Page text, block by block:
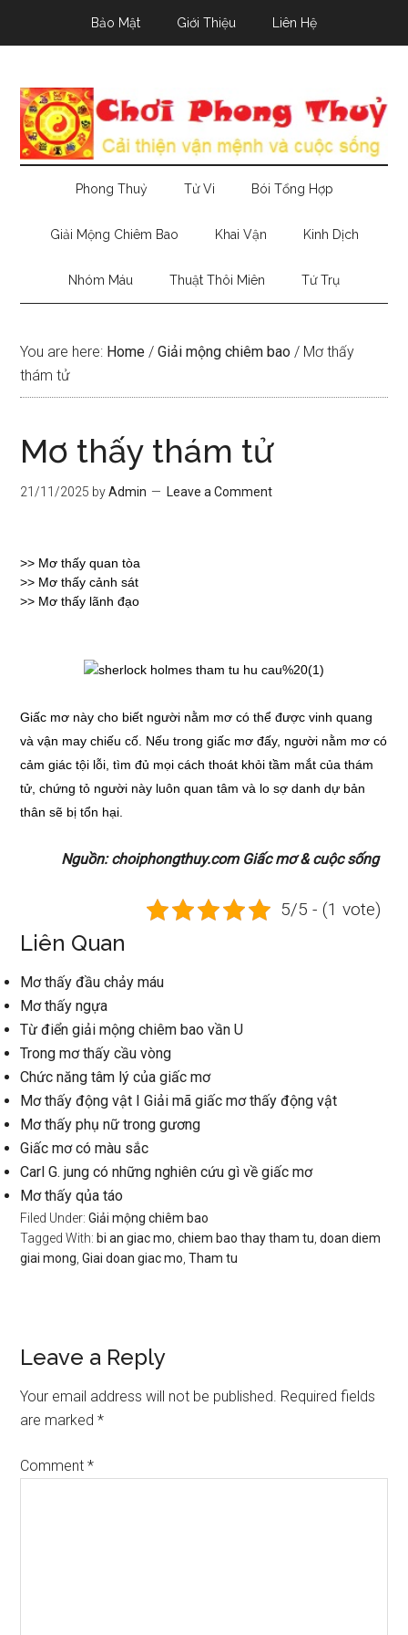
Bảo Mật Giới Thiệu Liên Hệ
Phong Thuỷ Tử Vi Bói Tổng Hợp
Giải Mộng Chiêm Bao Khai Vận Kinh Dịch
Nhóm Máu Thuật Thôi Miên Tứ Trụ
You are here: Home / Giải mộng chiêm bao / Mơ thấy
thám tử
Mơ thấy thám tử
21/11/2025 byAdmin Leave a Comment
>> Mơ thấy quan tòa
>> Mơ thấy cảnh sát
>> Mơ thấy lãnh đạo
Giấc mơ này cho biết người nằm mơ có thể được vinh quang
và vận may chiếu cố. Nếu trong giấc mơ đấy, người nằm mơ có
cảm giác tội lỗi, tìm đủ mọi cách thoát khỏi tầm mắt của thám
tử, chứng tỏ người này luôn quan tâm và lo sợ danh dự bản
thân sẽ bị tổn hại.
Nguồn: choiphongthuy.com Giấc mơ & cuộc sống
5/5 - (1 vote)
Liên Quan
Mơ thấy đầu chảy máu
Mơ thấy ngựa
Từ điển giải mộng chiêm bao vần U
Trong mơ thấy cầu vòng
Chức năng tâm lý của giấc mơ
Mơ thấy động vật I Giải mã giấc mơ thấy động vật
Mơ thấy phụ nữ trong gương
Giấc mơ có màu sắc
Carl G. jung có những nghiên cứu gì về giấc mơ
Mơ thấy qủa táo
Filed Under:Giải mộng chiêm bao
Tagged With: bi an giac mo ,chiem bao thay tham tu ,doan diem
giai mong ,Giai doan giac mo ,Tham tu
Reader
Interactions
Leave a Reply
Your email address will not be published. Required fields
are marked*
Comment*